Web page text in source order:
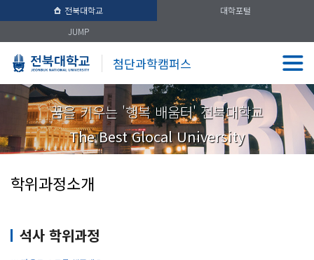
전북대학교
대학포털
JUMP
첨단과학캠퍼스
꿈을 키우는 '행복 배움터' 전북대학교
The Best Glocal University
학위과정소개
석사 학위과정